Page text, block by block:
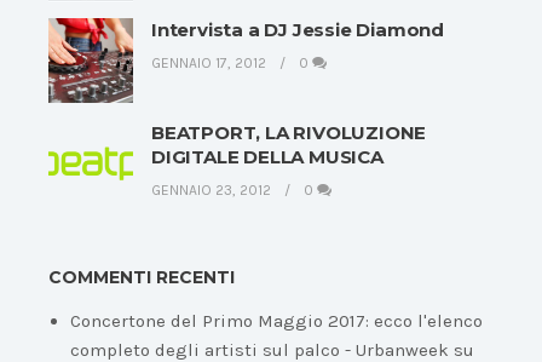
Intervista a DJ Jessie Diamond
GENNAIO 17, 2012 0
BEATPORT, LA RIVOLUZIONE
DIGITALE DELLA MUSICA
GENNAIO 23, 2012 0
COMMENTI RECENTI
Concertone del Primo Maggio 2017: ecco l'elenco
completo degli artisti sul palco - Urbanweek su